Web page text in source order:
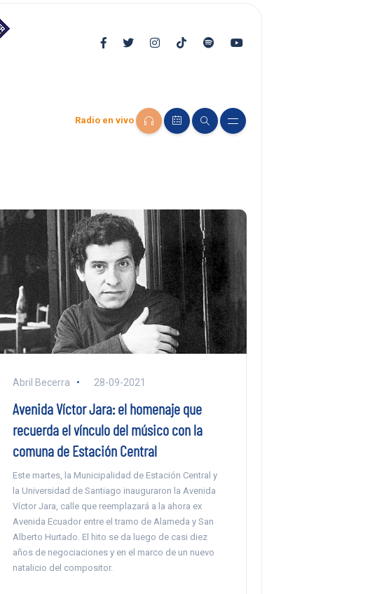
Radio en vivo
Abril Becerra 28-09-2021
Avenida Víctor Jara: el homenaje que
recuerda el vínculo del músico con la
comuna de Estación Central
Este martes, la Municipalidad de Estación Central y
la Universidad de Santiago inauguraron la Avenida
Víctor Jara, calle que reemplazará a la ahora ex
Avenida Ecuador entre el tramo de Alameda y San
Alberto Hurtado. El hito se da luego de casi diez
años de negociaciones y en el marco de un nuevo
natalicio del compositor.